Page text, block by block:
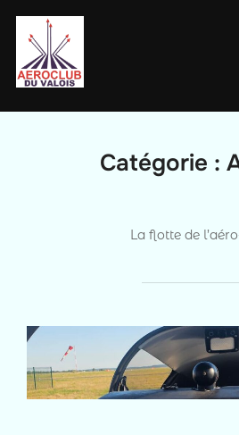
contenu
Catégorie :
La flotte de